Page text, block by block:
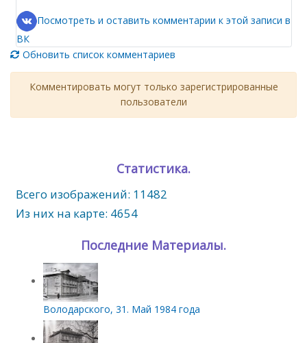
Посмотреть и оставить комментарии к этой записи в
ВК
Обновить список комментариев
Комментировать могут только зарегистрированные
пользователи
Статистика.
Всего изображений: 11482
Из них на карте: 4654
Последние Материалы.
Володарского, 31. Май 1984 года